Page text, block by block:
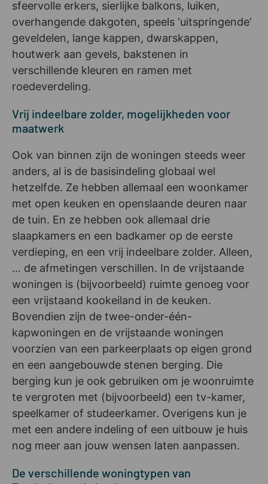
sfeervolle erkers, sierlijke balkons, luiken,
overhangende dakgoten, speels ‘uitspringende’
geveldelen, lange kappen, dwarskappen,
houtwerk aan gevels, bakstenen in
verschillende kleuren en ramen met
roedeverdeling.
Vrij indeelbare zolder, mogelijkheden voor
maatwerk
Ook van binnen zijn de woningen steeds weer
anders, al is de basisindeling globaal wel
hetzelfde. Ze hebben allemaal een woonkamer
met open keuken en openslaande deuren naar
de tuin. En ze hebben ook allemaal drie
slaapkamers en een badkamer op de eerste
verdieping, en een vrij indeelbare zolder. Alleen,
… de afmetingen verschillen. In de vrijstaande
woningen is (bijvoorbeeld) ruimte genoeg voor
een vrijstaand kookeiland in de keuken.
Bovendien zijn de twee-onder-één-
kapwoningen en de vrijstaande woningen
voorzien van een parkeerplaats op eigen grond
en een aangebouwde stenen berging. Die
berging kun je ook gebruiken om je woonruimte
te vergroten met (bijvoorbeeld) een tv-kamer,
speelkamer of studeerkamer. Overigens kun je
met een andere indeling of een uitbouw je huis
nog meer aan jouw wensen laten aanpassen.
De verschillende woningtypen van